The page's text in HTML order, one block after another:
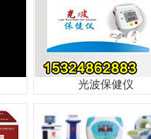
光波保健仪